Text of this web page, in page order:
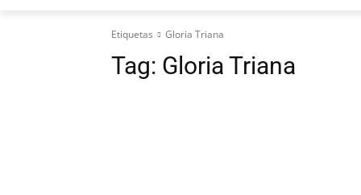
Etiquetas Gloria Triana
Tag: Gloria Triana